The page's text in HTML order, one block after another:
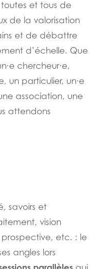
et tous de
de la valorisation
et de débattre
d’échelle. Que
chercheur·e,
un particulier, un·e
association, une
attendons
savoirs et
vision
prospective, etc. : le
angles lors